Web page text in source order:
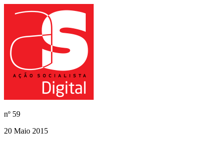
nº 59
20 Maio 2015